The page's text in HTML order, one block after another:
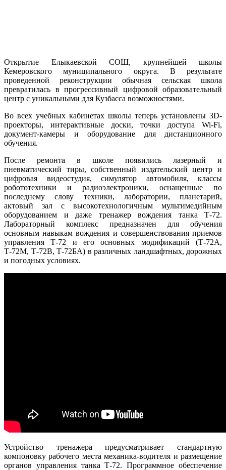
Открытие Елыкаевской СОШ, крупнейшей школы
Кемеровского муниципального округа. В результате
проведенной реконструкции обычная сельская школа
превратилась в прогрессивный цифровой образовательный
центр с уникальными для Кузбасса возможностями.
Во всех учебных кабинетах школы теперь установлены 3D-
проекторы, интерактивные доски, точки доступа Wi-Fi,
документ-камеры и оборудование для дистанционного
обучения.
После ремонта в школе появились лазерный и
пневматический тиры, собственный издательский центр и
цифровая видеостудия, симулятор автомобиля, классы
робототехники и радиоэлектроники, оснащенные по
последнему слову техники, лаборатории, планетарий,
актовый зал с высокотехнологичным мультимедийным
оборудованием и даже тренажер вождения танка Т-72.
Лабораторный комплекс предназначен для обучения
основным навыкам вождения и совершенствования приемов
управления Т-72 и его основных модификаций (Т-72А,
Т-72М, Т-72В, Т-72БА) в различных ландшафтных, дорожных
и погодных условиях.
Устройство тренажера предусматривает стандартную
компоновку рабочего места механика-водителя и размещение
органов управления танка Т-72. Программное обеспечение